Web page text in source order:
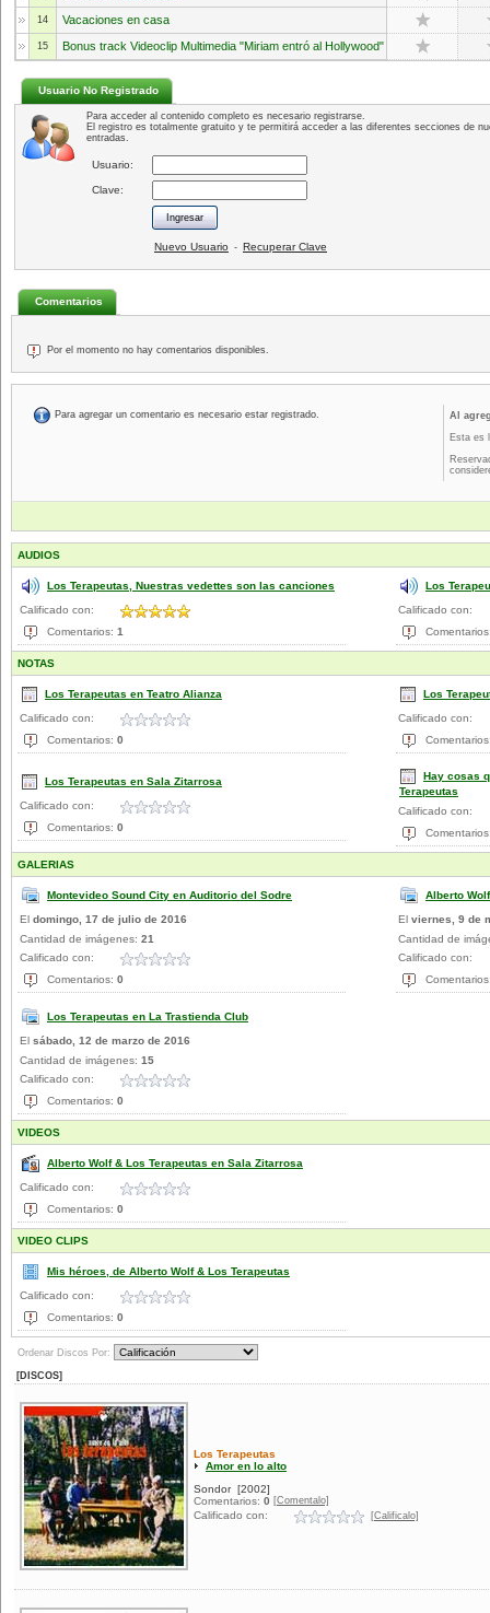
14 Vacaciones en casa
15 Bonus track Videoclip Multimedia "Miriam entró al Hollywood"
Usuario No Registrado
Para acceder al contenido completo es necesario registrarse.
El registro es totalmente gratuito y te permitirá acceder a las diferentes secciones de
entradas.
Usuario:
Clave:
Nuevo Usuario - Recuperar Clave
Comentarios
Por el momento no hay comentarios disponibles.
Para agregar un comentario es necesario estar registrado.
Al
Esta es
AUDIOS
Los Terapeutas, Nuestras vedettes son las canciones
Calificado con:
Comentarios: 1
Los
Calificado con:
NOTAS
Los Terapeutas en Teatro Alianza
Calificado con:
Comentarios: 0
Los
Calificado con:
Los Terapeutas en Sala Zitarrosa
Calificado con:
Comentarios: 0
Hay cosas
Terapeutas
Calificado con:
GALERIAS
Montevideo Sound City en Auditorio del Sodre
El domingo, 17 de julio de 2016
Cantidad de imágenes: 21
Calificado con:
Comentarios: 0
Alberto
El viernes, 9 de
Cantidad de
Calificado con:
Los Terapeutas en La Trastienda Club
El sábado, 12 de marzo de 2016
Cantidad de imágenes: 15
Calificado con:
Comentarios: 0
VIDEOS
Alberto Wolf & Los Terapeutas en Sala Zitarrosa
Calificado con:
Comentarios: 0
VIDEO CLIPS
Mis héroes, de Alberto Wolf & Los Terapeutas
Calificado con:
Comentarios: 0
Ordenar Discos Por:
[DISCOS]
Los Terapeutas
Amor en lo alto
Sondor [2002]
Comentarios: 0 [Comentalo]
Calificado con: [Calificalo]